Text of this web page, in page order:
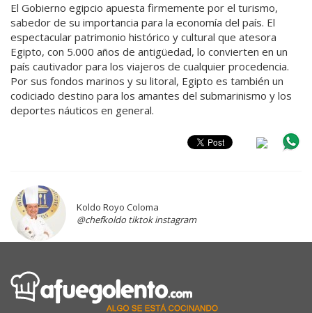
El Gobierno egipcio apuesta firmemente por el turismo,
sabedor de su importancia para la economía del país. El
espectacular patrimonio histórico y cultural que atesora
Egipto, con 5.000 años de antigüedad, lo convierten en un
país cautivador para los viajeros de cualquier procedencia.
Por sus fondos marinos y su litoral, Egipto es también un
codiciado destino para los amantes del submarinismo y los
deportes náuticos en general.
Koldo Royo Coloma
@chefkoldo tiktok instagram